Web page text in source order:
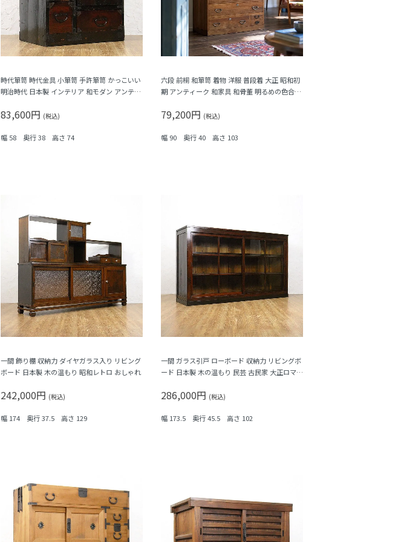
時代箪笥 時代金具 小箪笥 手許箪笥 かっこいい
明治時代 日本製 インテリア 和モダン アンティ
83,600円 (税込)
幅 58 奥行 38 高さ 74
六段 前桐 和箪笥 着物 洋服 普段着 大正 昭和初
期 アンティーク 和家具 和骨董 明るめの色合い
79,200円 (税込)
幅 90 奥行 40 高さ 103
一間 飾り棚 収納力 ダイヤガラス入り リビング
ボード 日本製 木の温もり 昭和レトロ おしゃれ
242,000円 (税込)
幅 174 奥行 37.5 高さ 129
一間 ガラス引戸 ローボード 収納力 リビングボ
ード 日本製 木の温もり 民芸 古民家 大正ロマン
286,000円 (税込)
幅 173.5 奥行 45.5 高さ 102